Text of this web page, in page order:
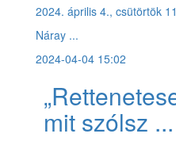
2024. április 4., csütörtök
Náray ...
2024-04-04 15:02
mit szólsz ...